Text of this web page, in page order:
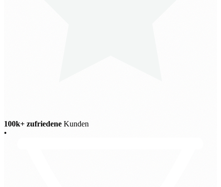
100k+ zufriedene Kunden
•